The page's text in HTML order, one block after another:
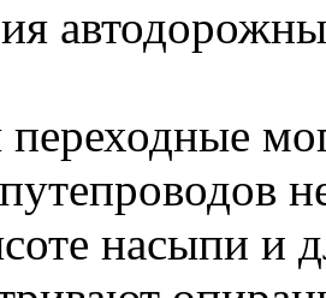
насыпи и